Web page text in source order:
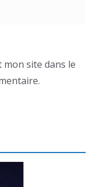
site dans le